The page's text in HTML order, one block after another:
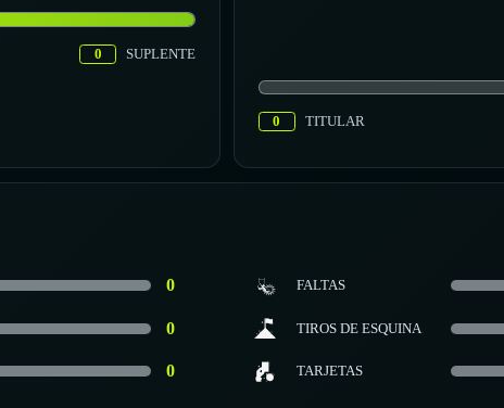
0 SUPLENTE
0 TITULAR
0 FALTAS
0 TIROS DE ESQUINA
0 TARJETAS